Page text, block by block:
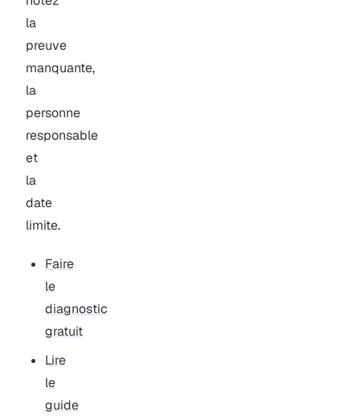
la
preuve
manquante,
la
personne
responsable
et
la
date
limite.
Faire
le
diagnostic
gratuit
Lire
le
guide